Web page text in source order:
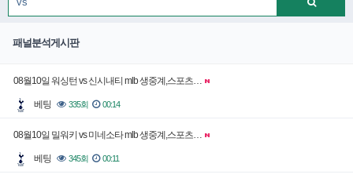
패널분석게시판
08월10일 워싱턴 vs 신시내티 mlb 생중계,스포츠…
베팅 335회 00:14
08월10일 밀워키 vs 미네소타 mlb 생중계,스포츠…
베팅 345회 00:11